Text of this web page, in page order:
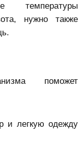
температуры
нужно также
поможет
и легкую одежду